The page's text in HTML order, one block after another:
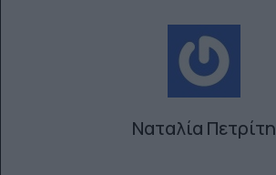
Ναταλία Πετρίτη